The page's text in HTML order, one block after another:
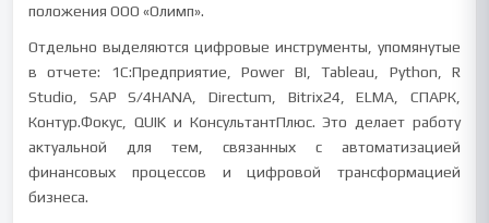
положения ООО «Олимп».
Отдельно выделяются цифровые инструменты, упомянутые
в отчете: 1С:Предприятие, Power BI, Tableau, Python, R
Studio, SAP S/4HANA, Directum, Bitrix24, ELMA, СПАРК,
Контур.Фокус, QUIK и КонсультантПлюс. Это делает работу
актуальной для тем, связанных с автоматизацией
финансовых процессов и цифровой трансформацией
бизнеса.